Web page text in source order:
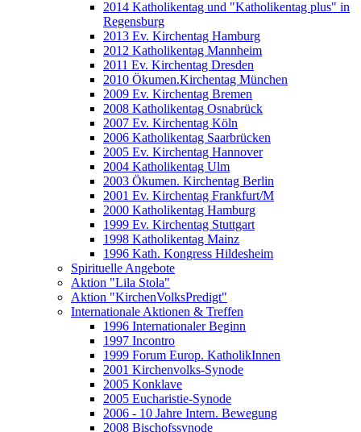
2014 Katholikentag und "Katholikentag plus" in
Regensburg
2013 Ev. Kirchentag Hamburg
2012 Katholikentag Mannheim
2011 Ev. Kirchentag Dresden
2010 Ökumen.Kirchentag München
2009 Ev. Kirchentag Bremen
2008 Katholikentag Osnabrück
2007 Ev. Kirchentag Köln
2006 Katholikentag Saarbrücken
2005 Ev. Kirchentag Hannover
2004 Katholikentag Ulm
2003 Ökumen. Kirchentag Berlin
2001 Ev. Kirchentag Frankfurt/M
2000 Katholikentag Hamburg
1999 Ev. Kirchentag Stuttgart
1998 Katholikentag Mainz
1996 Kath. Kongress Hildesheim
Spirituelle Angebote
Aktion "Lila Stola"
Aktion "KirchenVolksPredigt"
Internationale Aktionen & Treffen
1996 Internationaler Beginn
1997 Incontro
1999 Forum Europ. KatholikInnen
2001 Kirchenvolks-Synode
2005 Konklave
2005 Eucharistie-Synode
2006 - 10 Jahre Intern. Bewegung
2008 Bischofssynode